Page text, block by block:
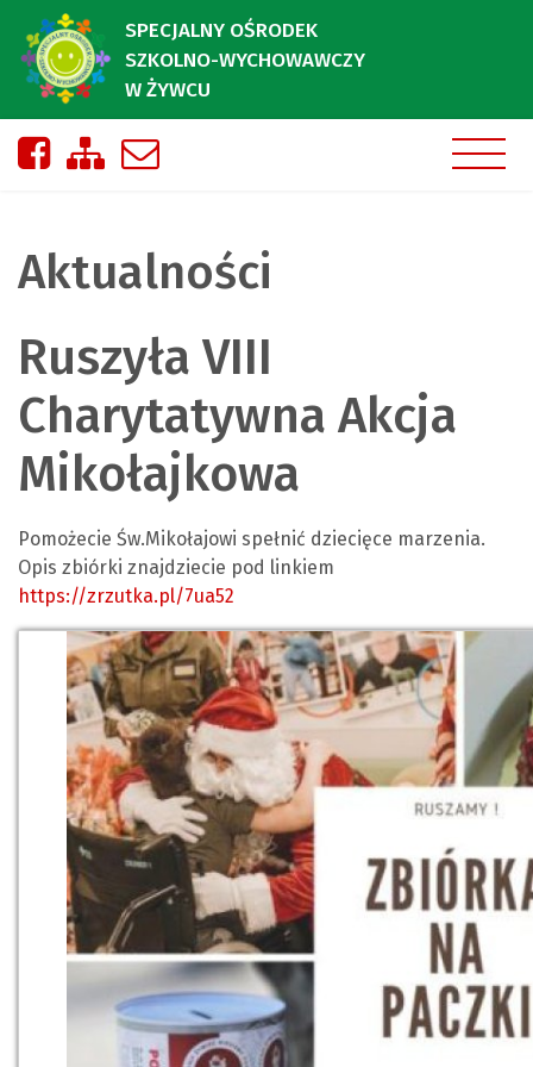
SPECJALNY OŚRODEK
SZKOLNO-WYCHOWAWCZY
W ŻYWCU
Nasza strona na Facebooku
Zobacz mapę strony
Aktualności
Ruszyła VIII
Charytatywna Akcja
Mikołajkowa
Pomożecie Św.Mikołajowi spełnić dziecięce marzenia.
Opis zbiórki znajdziecie pod linkiem
https://zrzutka.pl/7ua52